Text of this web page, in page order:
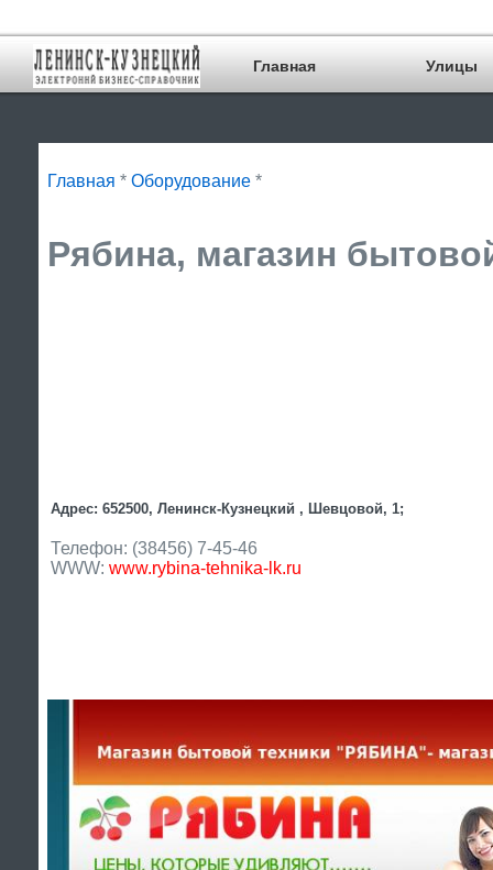
Главная Улицы
Главная * Оборудование *
Рябина, магазин
Адрес: 652500, Ленинск-Кузнецкий , Шевцовой, 1;
Телефон: (38456) 7-45-46
WWW: www.rybina-tehnika-lk.ru